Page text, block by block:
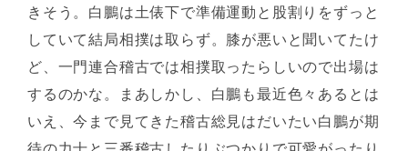
きそう。白鵬は土俵下で準備運動と股割りをずっと
していて結局相撲は取らず。膝が悪いと聞いてたけ
ど、一門連合稽古では相撲取ったらしいので出場は
するのかな。まあしかし、白鵬も最近色々あるとは
いえ、今まで見てきた稽古総見はだいたい白鵬が期